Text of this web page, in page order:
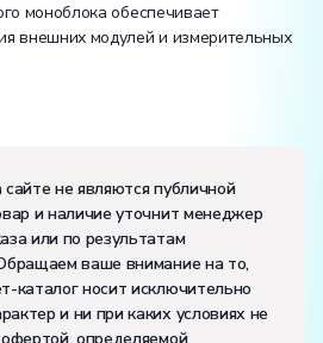
моноблока обеспечивает
внешних модулей и измерительных
не являются публичной
и наличие уточнит менеджер
или по результатам
ваше внимание на то,
каталог носит исключительно
и ни при каких условиях не